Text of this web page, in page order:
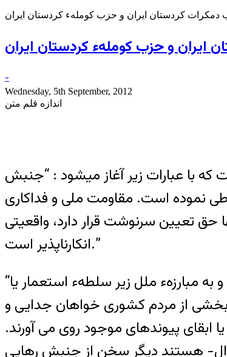
دمکرات کردستان ایران و حزب کومله‏ء کردستان ایران
ایران و حزب کومله‏ء کردستان ایران
-
Wednesday, 5th September, 2012
اندازه قلم متن
که با عبارات زیر آغاز میشود : “جنبش
طی نموده است. مقاومت ملی و فداکاری
تعیین سرنوشت قرار دارد، واقعیتی
انکارناپذیر است.”
“مقاومت ملی” و “جنبش رهایی‏بخش ” هردو در گفتمان سیاسی بر معنای معینی دلالت می کنند و به مبارزهء ملل زیر سلطهء استعمار یا
از مردم کشوری خواهان جدایی و
ابقای پیوندهای موجود روی می آورند.
هستند دیگر سخن از جنبش رهایی